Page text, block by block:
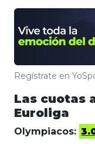
Regístrate en
Las cuotas
Euroliga
Olympiacos: